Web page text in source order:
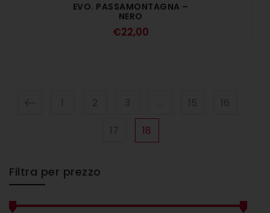
EVO. PASSAMONTAGNA –
NERO
€22,00
1 2 3 15
16
17
18
Filtra per prezzo